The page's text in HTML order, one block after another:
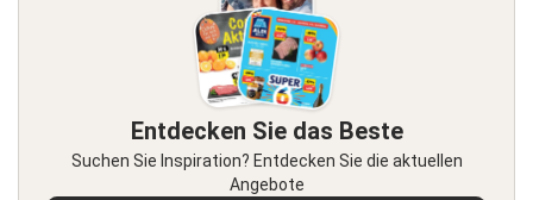
Entdecken Sie das Beste
Suchen Sie Inspiration? Entdecken Sie die aktuellen
Angebote